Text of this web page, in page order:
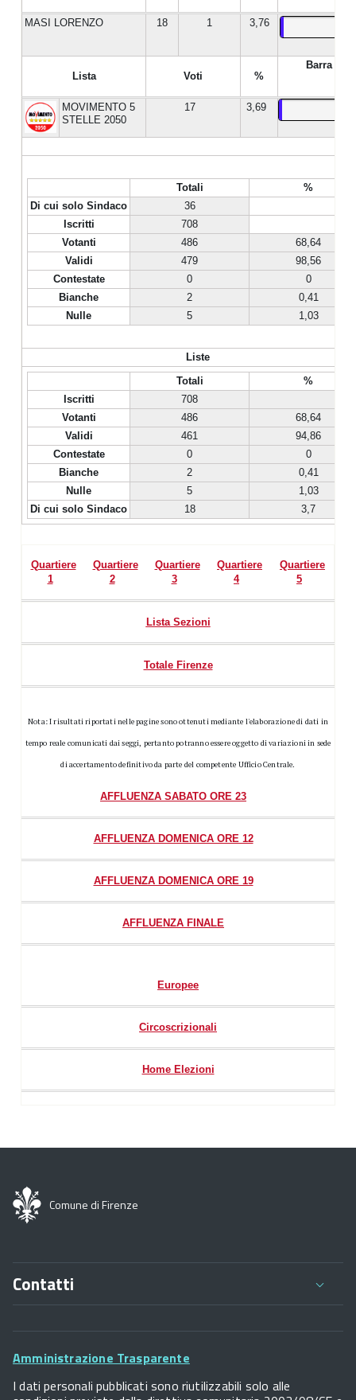
MASI LORENZO 18 1 3,76
Lista Voti %
Barra %
MOVIMENTO 5
STELLE 2050
17 3,69
Totali
%
Di cui solo Sindaco
36
Iscritti
708
Votanti
486
68,64
Validi
479
98,56
Contestate
0
0
Bianche
2
0,41
Nulle
5 1,03
Liste
Totali
%
Iscritti
708
Votanti
486
68,64
Validi
461
94,86
Contestate
0
0
Bianche
2
0,41
Nulle
5
1,03
Di cui solo Sindaco
18 3,7
Quartiere
1
Quartiere
2
Quartiere
3
Quartiere
4
Quartiere
5
Lista Sezioni
Totale Firenze
Nota: I risultati riportati nelle pagine sono ottenuti mediante l'elaborazione di dati in
tempo reale comunicati dai seggi, pertanto potranno essere oggetto di variazioni in sede
di accertamento definitivo da parte del competente Ufficio Centrale.
AFFLUENZA SABATO ORE 23
AFFLUENZA DOMENICA ORE 12
AFFLUENZA DOMENICA ORE 19
AFFLUENZA FINALE
Europee
Circoscrizionali
Home Elezioni
Comune di Firenze
Contatti
Palazzo Vecchio
P.IVA 01307110484
Footer
Amministrazione Trasparente
I dati personali pubblicati sono riutilizzabili solo alle